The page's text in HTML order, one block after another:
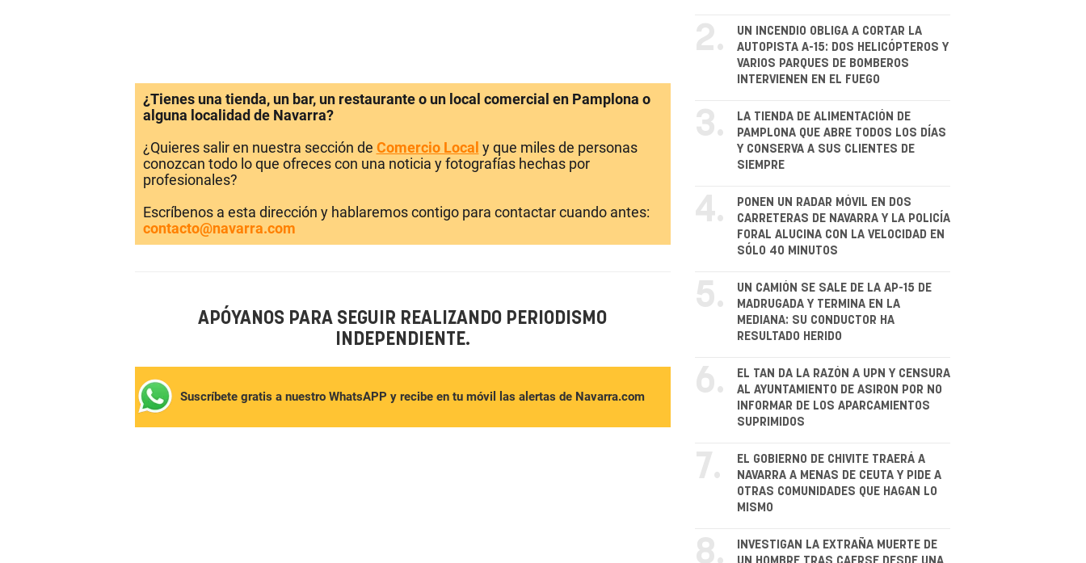
¿Tienes una tienda, un bar, un restaurante o un local comercial en Pamplona o
alguna localidad de Navarra?
¿Quieres salir en nuestra sección de Comercio Local y que miles de personas
conozcan todo lo que ofreces con una noticia y fotografías hechas por
profesionales?
Escríbenos a esta dirección y hablaremos contigo para contactar cuando antes:
contacto@navarra.com
APÓYANOS PARA SEGUIR REALIZANDO PERIODISMO
INDEPENDIENTE.
Suscríbete gratis a nuestro WhatsAPP y recibe en tu móvil las alertas de Navarra.com
2.
UN INCENDIO OBLIGA A CORTAR LA
AUTOPISTA A-15: DOS HELICÓPTEROS Y
VARIOS PARQUES DE BOMBEROS
INTERVIENEN EN EL FUEGO
3.
LA TIENDA DE ALIMENTACIÓN DE
PAMPLONA QUE ABRE TODOS LOS DÍAS
Y CONSERVA A SUS CLIENTES DE
SIEMPRE
4.
PONEN UN RADAR MÓVIL EN DOS
CARRETERAS DE NAVARRA Y LA POLICÍA
FORAL ALUCINA CON LA VELOCIDAD EN
SÓLO 40 MINUTOS
5.
UN CAMIÓN SE SALE DE LA AP-15 DE
MADRUGADA Y TERMINA EN LA
MEDIANA: SU CONDUCTOR HA
RESULTADO HERIDO
6.
EL TAN DA LA RAZÓN A UPN Y CENSURA
AL AYUNTAMIENTO DE ASIRON POR NO
INFORMAR DE LOS APARCAMIENTOS
SUPRIMIDOS
7.
EL GOBIERNO DE CHIVITE TRAERÁ A
NAVARRA A MENAS DE CEUTA Y PIDE A
OTRAS COMUNIDADES QUE HAGAN LO
MISMO
8.
INVESTIGAN LA EXTRAÑA MUERTE DE